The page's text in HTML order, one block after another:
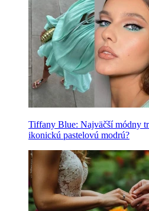
Tiffany Blue: Najväčší módny
ikonickú pastelovú modrú?